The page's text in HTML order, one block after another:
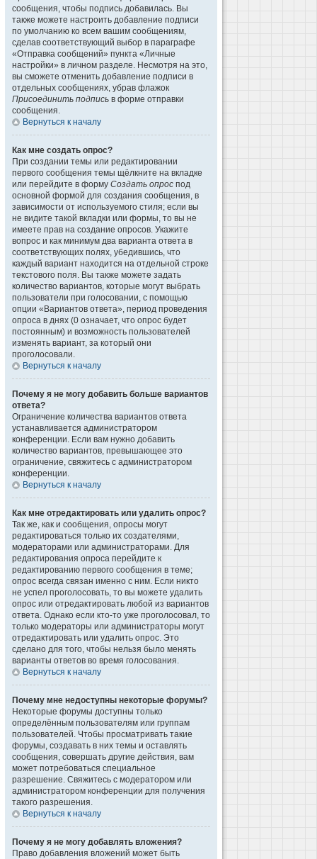
сообщения, чтобы подпись добавилась. Вы
также можете настроить добавление подписи
по умолчанию ко всем вашим сообщениям,
сделав соответствующий выбор в параграфе
«Отправка сообщений» пункта «Личные
настройки» в личном разделе. Несмотря на это,
вы сможете отменить добавление подписи в
отдельных сообщениях, убрав флажок
Присоединить подпись в форме отправки
сообщения.
Вернуться к началу
Как мне создать опрос?
При создании темы или редактировании
первого сообщения темы щёлкните на вкладке
или перейдите в форму Создать опрос под
основной формой для создания сообщения, в
зависимости от используемого стиля; если вы
не видите такой вкладки или формы, то вы не
имеете прав на создание опросов. Укажите
вопрос и как минимум два варианта ответа в
соответствующих полях, убедившись, что
каждый вариант находится на отдельной строке
текстового поля. Вы также можете задать
количество вариантов, которые могут выбрать
пользователи при голосовании, с помощью
опции «Вариантов ответа», период проведения
опроса в днях (0 означает, что опрос будет
постоянным) и возможность пользователей
изменять вариант, за который они
проголосовали.
Вернуться к началу
Почему я не могу добавить больше вариантов
ответа?
Ограничение количества вариантов ответа
устанавливается администратором
конференции. Если вам нужно добавить
количество вариантов, превышающее это
ограничение, свяжитесь с администратором
конференции.
Вернуться к началу
Как мне отредактировать или удалить опрос?
Так же, как и сообщения, опросы могут
редактироваться только их создателями,
модераторами или администраторами. Для
редактирования опроса перейдите к
редактированию первого сообщения в теме;
опрос всегда связан именно с ним. Если никто
не успел проголосовать, то вы можете удалить
опрос или отредактировать любой из вариантов
ответа. Однако если кто-то уже проголосовал, то
только модераторы или администраторы могут
отредактировать или удалить опрос. Это
сделано для того, чтобы нельзя было менять
варианты ответов во время голосования.
Вернуться к началу
Почему мне недоступны некоторые форумы?
Некоторые форумы доступны только
определённым пользователям или группам
пользователей. Чтобы просматривать такие
форумы, создавать в них темы и оставлять
сообщения, совершать другие действия, вам
может потребоваться специальное
разрешение. Свяжитесь с модератором или
администратором конференции для получения
такого разрешения.
Вернуться к началу
Почему я не могу добавлять вложения?
Право добавления вложений может быть